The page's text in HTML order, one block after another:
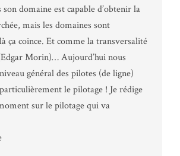
domaine est capable d’obtenir la
mais les domaines sont
ça coince. Et comme la transversalité
Morin)… Aujourd’hui nous
général des pilotes (de ligne)
le pilotage ! Je rédige
sur le pilotage qui va